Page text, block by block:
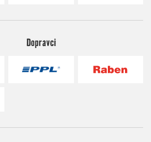
Dopravci